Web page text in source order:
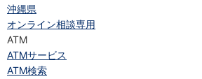
沖縄県
オンライン相談専用
ATM
ATMサービス
ATM検索